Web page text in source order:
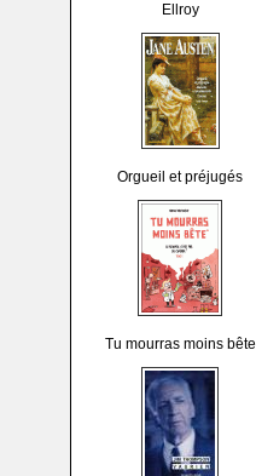
Ellroy
Orgueil et préjugés
Tu mourras moins bête